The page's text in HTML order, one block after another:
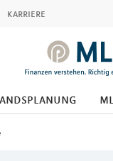
karriere